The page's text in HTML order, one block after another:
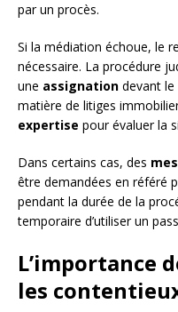
par un procès.
Si la médiation échoue, le
nécessaire. La procédure
une assignation devant le
matière de litiges
expertise pour évaluer la
Dans certains cas, des
être demandées en référé
pendant la durée de la
temporaire d’utiliser un
L’importance
les